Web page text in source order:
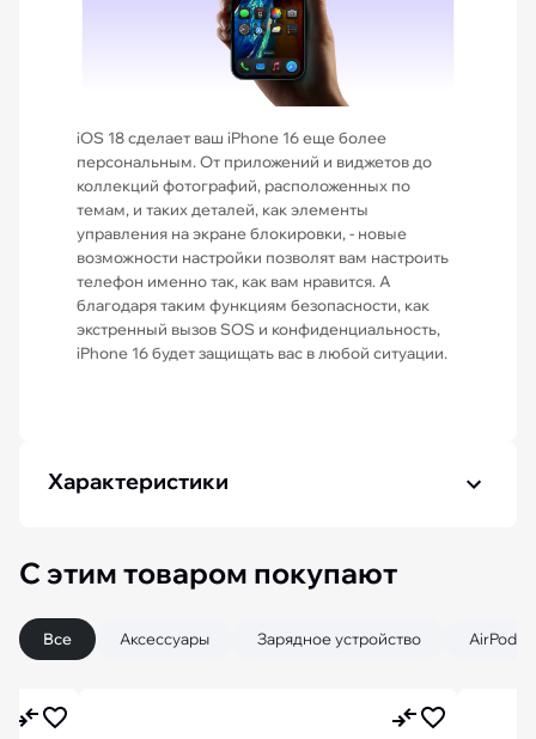
iOS 18 сделает ваш iPhone 16 еще более
персональным. От приложений и виджетов до
коллекций фотографий, расположенных по
темам, и таких деталей, как элементы
управления на экране блокировки, - новые
возможности настройки позволят вам настроить
телефон именно так, как вам нравится. А
благодаря таким функциям безопасности, как
экстренный вызов SOS и конфиденциальность,
iPhone 16 будет защищать вас в любой ситуации.
Характеристики
С этим товаром покупают
Все Аксессуары Зарядное устройство AirPods